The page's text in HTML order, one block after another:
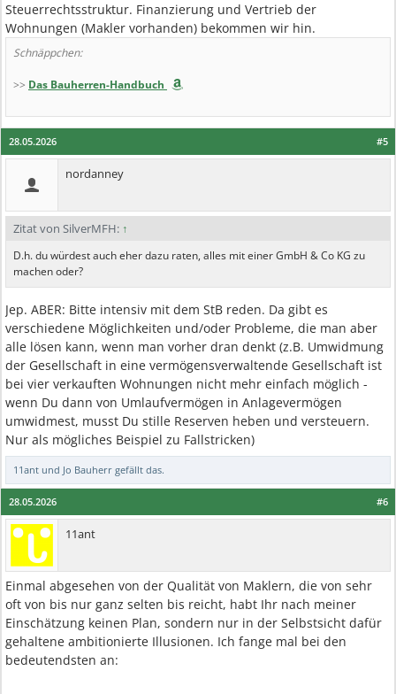
Steuerrechtsstruktur. Finanzierung und Vertrieb der
Wohnungen (Makler vorhanden) bekommen wir hin.
Schnäppchen:
>> Das Bauherren-Handbuch
#5
28.05.2026
nordanney
Zitat von SilverMFH: ↑
D.h. du würdest auch eher dazu raten, alles mit einer GmbH & Co KG zu
machen oder?
Jep. ABER: Bitte intensiv mit dem StB reden. Da gibt es
verschiedene Möglichkeiten und/oder Probleme, die man aber
alle lösen kann, wenn man vorher dran denkt (z.B. Umwidmung
der Gesellschaft in eine vermögensverwaltende Gesellschaft ist
bei vier verkauften Wohnungen nicht mehr einfach möglich -
wenn Du dann von Umlaufvermögen in Anlagevermögen
umwidmest, musst Du stille Reserven heben und versteuern.
Nur als mögliches Beispiel zu Fallstricken)
11ant und Jo Bauherr gefällt das.
#6
28.05.2026
11ant
Einmal abgesehen von der Qualität von Maklern, die von sehr
oft von bis nur ganz selten bis reicht, habt Ihr nach meiner
Einschätzung keinen Plan, sondern nur in der Selbstsicht dafür
gehaltene ambitionierte Illusionen. Ich fange mal bei den
bedeutendsten an: